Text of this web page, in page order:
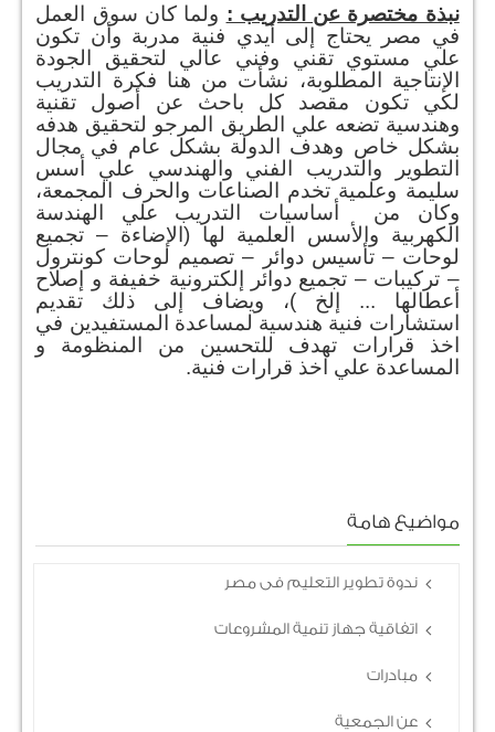
نبذة مختصرة عن التدريب : ولما كان سوق العمل
في مصر يحتاج إلى أيدي فنية مدربة وأن تكون
علي مستوي تقني وفني عالي لتحقيق الجودة
الإنتاجية المطلوبة، نشأت من هنا فكرة التدريب
لكي تكون مقصد كل باحث عن أصول تقنية
وهندسية تضعه علي الطريق المرجو لتحقيق هدفه
بشكل خاص وهدف الدولة بشكل عام في مجال
التطوير والتدريب الفني والهندسي علي أسس
سليمة وعلمية تخدم الصناعات والحرف المجمعة،
وكان من أساسيات التدريب علي الهندسة
الكهربية والأسس العلمية لها (الإضاءة – تجميع
لوحات – تأسيس دوائر – تصميم لوحات كونترول
– تركيبات – تجميع دوائر إلكترونية خفيفة و إصلاح
أعطالها ... إلخ )، ويضاف إلى ذلك تقديم
استشارات فنية هندسية لمساعدة المستفيدين في
اخذ قرارات تهدف للتحسين من المنظومة و
المساعدة علي اخذ قرارات فنية.
مواضيع هامة
ندوة تطوير التعليم فى مصر
اتفاقية جهاز تنمية المشروعات
مبادرات
عن الجمعية